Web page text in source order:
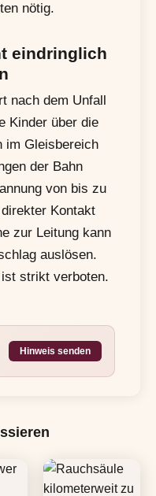
nötig.
eindringlich
nach dem Unfall
Kinder über die
im Gleisbereich
der Bahn
von bis zu
Kontakt
zur Leitung kann
auslösen.
strikt verboten.
Hinweis senden